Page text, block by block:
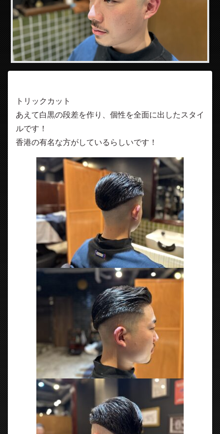
トリックカット
あえて白黒の段差を作り、個性を全面に出したスタイ
ルです！
香港の有名な方がしているらしいです！